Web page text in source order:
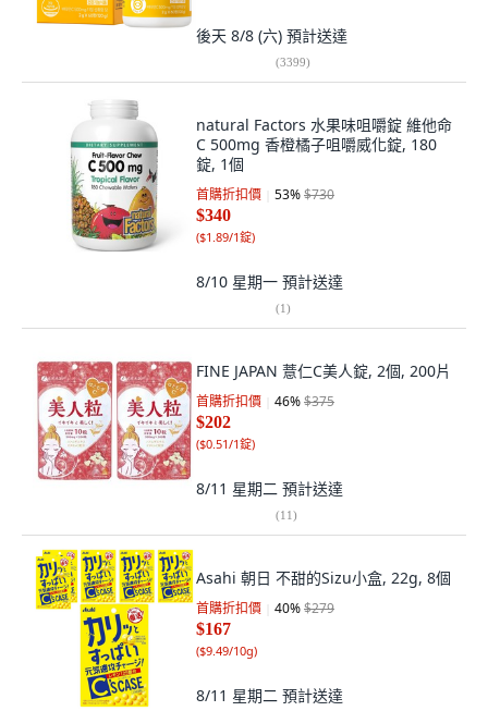
後天 8/8 (六) 預計送達
(3399)
natural Factors 水果味咀嚼錠 維他命
C 500mg 香橙橘子咀嚼威化錠, 180
錠, 1個
首購折扣價 53%$730
$340
($1.89/1錠)
8/10 星期一 預計送達
(1)
FINE JAPAN 薏仁C美人錠, 2個, 200片
首購折扣價 46%$375
$202
($0.51/1錠)
8/11 星期二 預計送達
(11)
Asahi 朝日 不甜的Sizu小盒, 22g, 8個
首購折扣價 40%$279
$167
($9.49/10g)
8/11 星期二 預計送達